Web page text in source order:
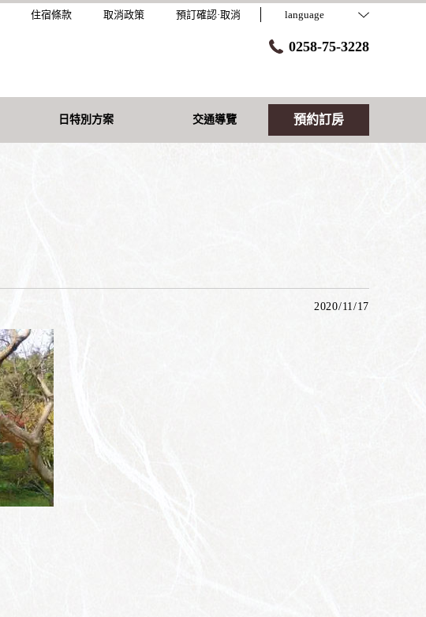
住宿條款 取消政策 預訂確認·取消 language
0258-75-3228
日特別方案 交通導覽 預約訂房
2020/11/17